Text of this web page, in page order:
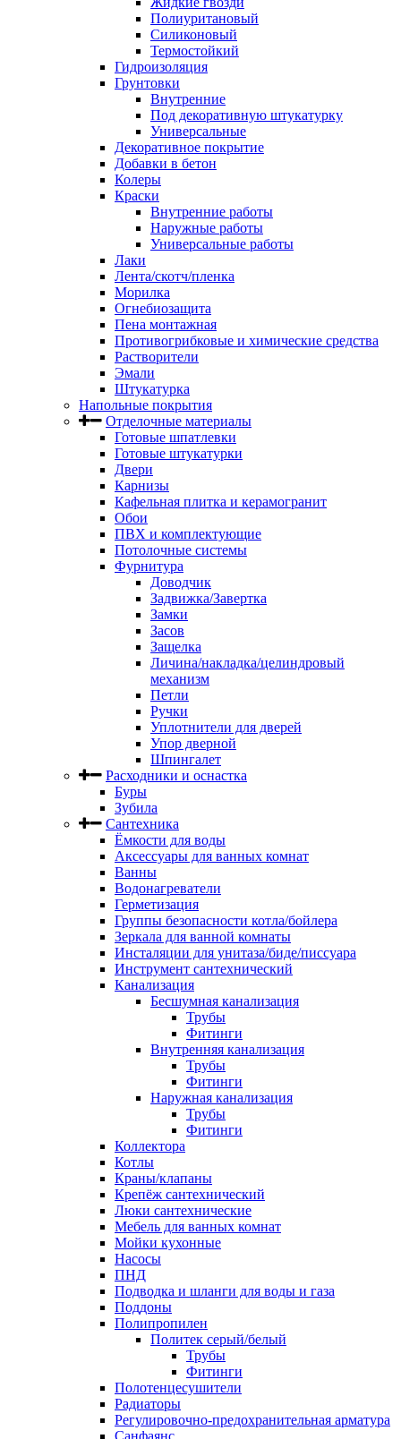
Полиуритановый
Силиконовый
Термостойкий
Гидроизоляция
Грунтовки
Внутренние
Под декоративную штукатурку
Универсальные
Декоративное покрытие
Добавки в бетон
Колеры
Краски
Внутренние работы
Наружные работы
Универсальные работы
Лаки
Лента/скотч/пленка
Морилка
Огнебиозащита
Пена монтажная
Противогрибковые и химические средства
Растворители
Эмали
Штукатурка
Напольные покрытия
Отделочные материалы
Готовые шпатлевки
Готовые штукатурки
Двери
Карнизы
Кафельная плитка и керамогранит
Обои
ПВХ и комплектующие
Потолочные системы
Фурнитура
Доводчик
Задвижка/Завертка
Замки
Засов
Защелка
Личина/накладка/целиндровый
механизм
Петли
Ручки
Уплотнители для дверей
Упор дверной
Шпингалет
Расходники и оснастка
Буры
Зубила
Сантехника
Ёмкости для воды
Аксессуары для ванных комнат
Ванны
Водонагреватели
Герметизация
Группы безопасности котла/бойлера
Зеркала для ванной комнаты
Инсталяции для унитаза/биде/писсуара
Инструмент сантехнический
Канализация
Бесшумная канализация
Трубы
Фитинги
Внутренняя канализация
Трубы
Фитинги
Наружная канализация
Трубы
Фитинги
Коллектора
Котлы
Краны/клапаны
Крепёж сантехнический
Люки сантехнические
Мебель для ванных комнат
Мойки кухонные
Насосы
ПНД
Подводка и шланги для воды и газа
Поддоны
Полипропилен
Политек серый/белый
Трубы
Фитинги
Полотенцесушители
Радиаторы
Регулировочно-предохранительная арматура
Санфаянс